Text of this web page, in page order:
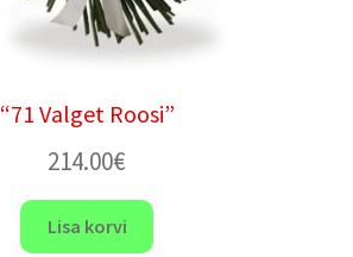
“71 Valget Roosi”
214.00€
Lisa korvi